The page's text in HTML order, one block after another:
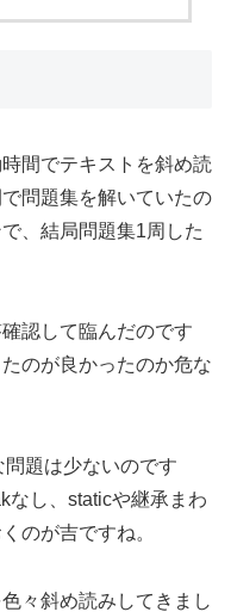
間でテキストを斜め読
問題集を解いていたの
、結局問題集1周した
認して臨んだのです
のが良かったのか危な
題は少ないのです
なし、staticや継承まわ
のが吉ですね。
々斜め読みしてきまし